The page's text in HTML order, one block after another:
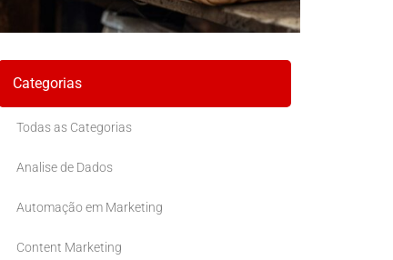
Categorias
Todas as Categorias
Analise de Dados
Automação em Marketing
Content Marketing